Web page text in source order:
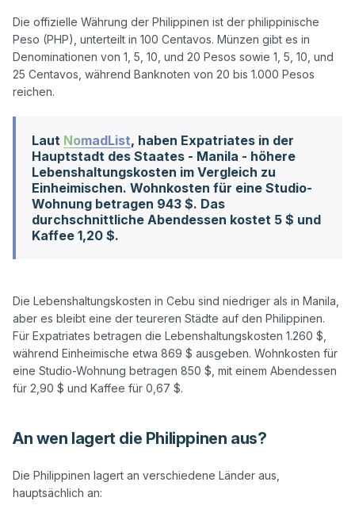
Die offizielle Währung der Philippinen ist der philippinische
Peso (PHP), unterteilt in 100 Centavos. Münzen gibt es in
Denominationen von 1, 5, 10, und 20 Pesos sowie 1, 5, 10, und
25 Centavos, während Banknoten von 20 bis 1.000 Pesos
Laut NomadList, haben Expatriates in der
Hauptstadt des Staates - Manila - höhere
Lebenshaltungskosten im Vergleich zu
Einheimischen. Wohnkosten für eine Studio-
Wohnung betragen 943 $. Das
durchschnittliche Abendessen kostet 5 $ und
Kaffee 1,20 $.
Die Lebenshaltungskosten in Cebu sind niedriger als in Manila,
aber es bleibt eine der teureren Städte auf den Philippinen.
Für Expatriates betragen die Lebenshaltungskosten 1.260 $,
während Einheimische etwa 869 $ ausgeben. Wohnkosten für
eine Studio-Wohnung betragen 850 $, mit einem Abendessen
An wen lagert die Philippinen aus?
Die Philippinen lagert an verschiedene Länder aus,
hauptsächlich an: